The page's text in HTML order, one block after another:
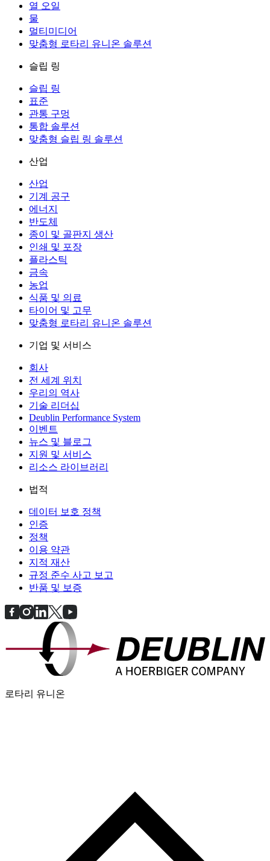
열 오일
물
멀티미디어
맞춤형 로타리 유니온 솔루션
슬립 링
슬립 링
표준
관통 구멍
통합 솔루션
맞춤형 슬립 링 솔루션
산업
산업
기계 공구
에너지
반도체
종이 및 골판지 생산
인쇄 및 포장
플라스틱
금속
농업
식품 및 의료
타이어 및 고무
맞춤형 로타리 유니온 솔루션
기업 및 서비스
회사
전 세계 위치
우리의 역사
기술 리더십
Deublin Performance System
이벤트
뉴스 및 블로그
지원 및 서비스
리소스 라이브러리
법적
데이터 보호 정책
인증
정책
이용 약관
지적 재산
규정 준수 사고 보고
반품 및 보증
로타리 유니온